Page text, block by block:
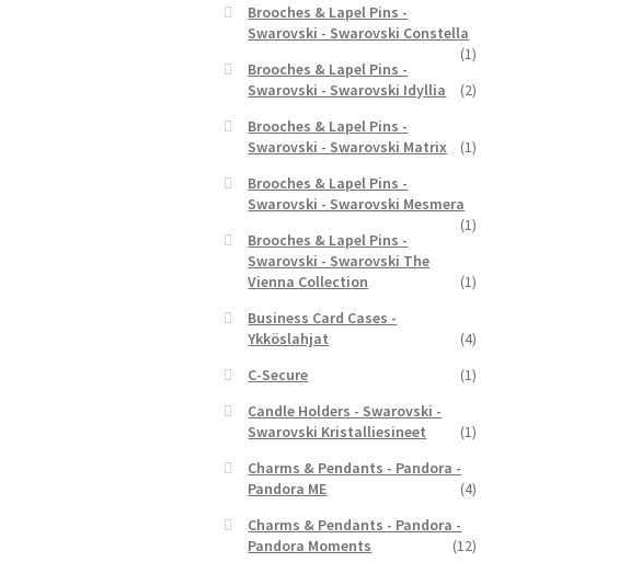
Brooches & Lapel Pins -
Swarovski - Swarovski Constella
(1)
Brooches & Lapel Pins -
Swarovski - Swarovski Idyllia
(2)
Brooches & Lapel Pins -
Swarovski - Swarovski Matrix
(1)
Brooches & Lapel Pins -
Swarovski - Swarovski Mesmera
(1)
Brooches & Lapel Pins -
Swarovski - Swarovski The
Vienna Collection
(1)
Business Card Cases -
Ykköslahjat
(4)
C-Secure
(1)
Candle Holders - Swarovski -
Swarovski Kristalliesineet
(1)
Charms & Pendants - Pandora -
Pandora ME
(4)
Charms & Pendants - Pandora -
Pandora Moments
(12)